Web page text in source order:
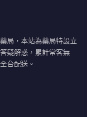
局，本站為藥局特設立
疑解惑，累計常客無
台配送。